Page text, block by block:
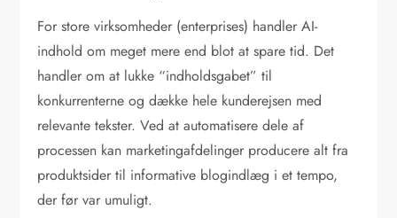
For store virksomheder (enterprises) handler AI-
indhold om meget mere end blot at spare tid. Det
handler om at lukke “indholdsgabet” til
konkurrenterne og dække hele kunderejsen med
relevante tekster. Ved at automatisere dele af
processen kan marketingafdelinger producere alt fra
produktsider til informative blogindlæg i et tempo,
der før var umuligt.